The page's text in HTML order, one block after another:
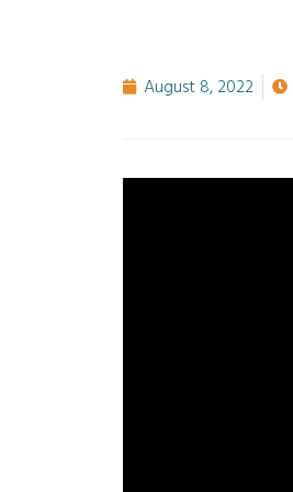
August 8, 2022